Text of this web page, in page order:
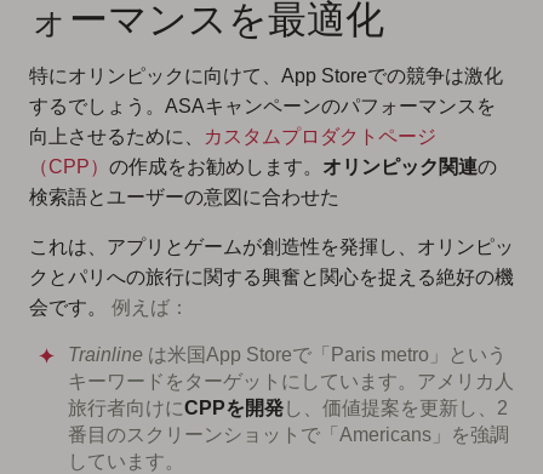
ォーマンスを最適化
特にオリンピックに向けて、App Storeでの競争は激化
するでしょう。ASAキャンペーンのパフォーマンスを
向上させるために、
カスタムプロダクトページ
（CPP） の作成をお勧めします。 オリンピック関連の
検索語とユーザーの意図に合わせた
これは、アプリとゲームが創造性を発揮し、オリンピッ
クとパリへの旅行に関する興奮と関心を捉える絶好の機
会です。 例えば：
Trainline は米国App Storeで「Paris metro」という
キーワードをターゲットにしています。アメリカ人
旅行者向けにCPPを開発し、価値提案を更新し、2
番目のスクリーンショットで「Americans」を強調
しています。